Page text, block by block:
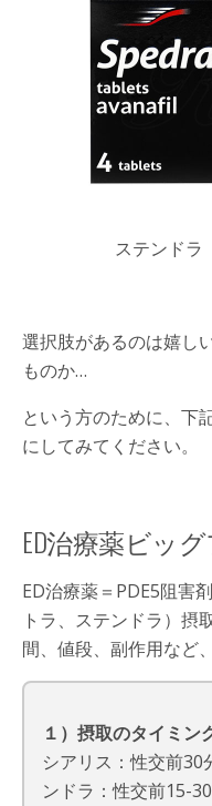
ステンドラ
選択肢があるのは嬉し
ものか…
という方のために、下
にしてみてください。
ED治療薬ビッ
ED治療薬＝PDE5阻害
トラ、ステンドラ）摂
間、値段、副作用など
１）摂取のタイミン
シアリス：性交前30
ンドラ：性交前15-